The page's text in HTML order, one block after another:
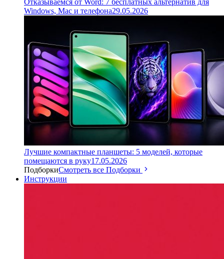
Отказываемся от Word: 7 бесплатных альтернатив для
Windows, Mac и телефона29.05.2026
Лучшие компактные планшеты: 5 моделей, которые
помещаются в руку17.05.2026
ПодборкиСмотреть все Подборки
Инструкции